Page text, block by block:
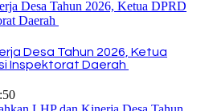
Desa Tahun 2026, Ketua
Inspektorat Daerah